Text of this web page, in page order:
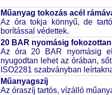
Műanyag tokozás acél
Az óra tokja könnyű, de
borítással védettek.
20 BAR nyomásig
Az óra 20 BAR nyomásig
nyugodtan lehet az órában,
ISO2281 szabványban
Műanyagszíj
Az óraszíj tartós, vízálló